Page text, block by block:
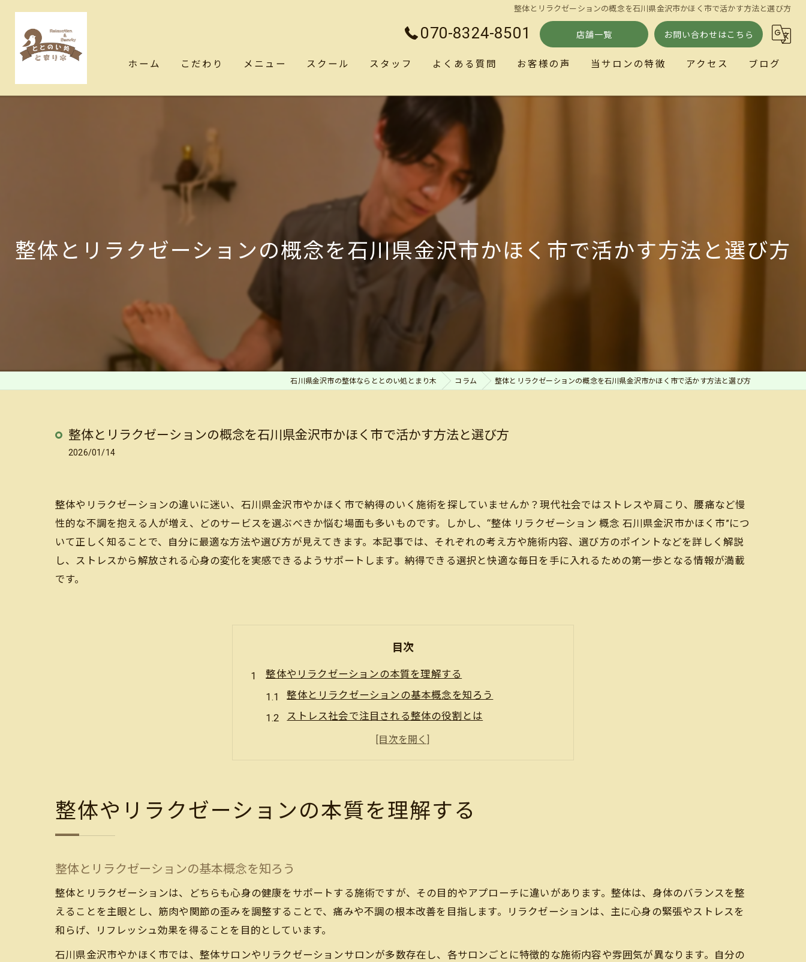
整体とリラクゼーションの概念を石川県金沢市かほく市で活かす方法と選び方
070-8324-8501 店舗一覧 お問い合わせはこちら
ホーム こだわり メニュー スクール スタッフ よくある質問 お客様の声 当サロンの特徴 アクセス ブログ
整体とリラクゼーションの概念を石川県金沢市かほく市で活かす方法と選び方
石川県金沢市の整体ならととのい処とまり木 コラム 整体とリラクゼーションの概念を石川県金沢市かほく市で活かす方法と選び方
整体とリラクゼーションの概念を石川県金沢市かほく市で活かす方法と選び方
2026/01/14
整体やリラクゼーションの違いに迷い、石川県金沢市やかほく市で納得のいく施術を探していませんか？現代社会ではストレスや肩こり、腰痛など慢
性的な不調を抱える人が増え、どのサービスを選ぶべきか悩む場面も多いものです。しかし、“整体 リラクゼーション 概念 石川県金沢市かほく市”につ
いて正しく知ることで、自分に最適な方法や選び方が見えてきます。本記事では、それぞれの考え方や施術内容、選び方のポイントなどを詳しく解説
し、ストレスから解放される心身の変化を実感できるようサポートします。納得できる選択と快適な毎日を手に入れるための第一歩となる情報が満載
です。
目次
整体やリラクゼーションの本質を理解する
整体とリラクゼーションの基本概念を知ろう
ストレス社会で注目される整体の役割とは
リラクゼーションと整体の本質的な違いに迫る
ストレス社会に必要な整体と心身の癒し
ストレス緩和に整体が果たす重要な役割
整体とリラクゼーションの選び方で変わる健康習慣
現代人に必要な整体リラクゼーションの活用法
リラクゼーション効果で疲れを取り除く秘訣
整体とリラクゼーションで疲労回復を実感
整体やリラクゼーションの本質を理解する
整体とリラクゼーションの基本概念を知ろう
整体とリラクゼーションは、どちらも心身の健康をサポートする施術ですが、その目的やアプローチに違いがあります。整体は、身体のバランスを整
えることを主眼とし、筋肉や関節の歪みを調整することで、痛みや不調の根本改善を目指します。リラクゼーションは、主に心身の緊張やストレスを
和らげ、リフレッシュ効果を得ることを目的としています。
石川県金沢市やかほく市では、整体サロンやリラクゼーションサロンが多数存在し、各サロンごとに特徴的な施術内容や雰囲気が異なります。自分の